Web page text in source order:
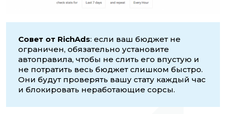
Совет от RichAds: если ваш бюджет не
ограничен, обязательно установите
автоправила, чтобы не слить его впустую и
не потратить весь бюджет слишком быстро.
Они будут проверять вашу стату каждый час
и блокировать неработающие сорсы.